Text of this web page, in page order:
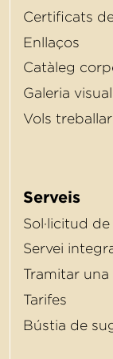
Certiﬁcats
Enllaços
Catàleg
Galeria visual
Vols
Serveis
Sol·licitud
Servei
Tramitar
Tarifes
Bústia de